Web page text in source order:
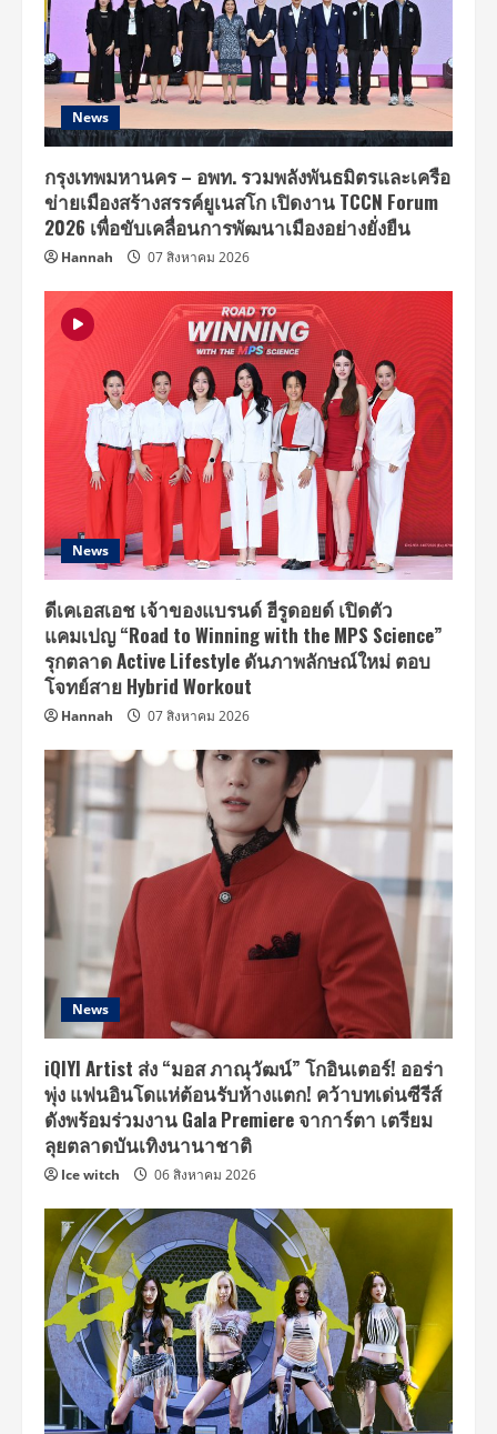
News
กรุงเทพมหานคร – อพท. รวมพลังพันธมิตรและเครือ
ข่ายเมืองสร้างสรรค์ยูเนสโก เปิดงาน TCCN Forum
2026 เพื่อขับเคลื่อนการพัฒนาเมืองอย่างยั่งยืน
Hannah 07 สิงหาคม 2026
News
ดีเคเอสเอช เจ้าของแบรนด์ ฮีรูดอยด์ เปิดตัว
แคมเปญ “Road to Winning with the MPS Science”
รุกตลาด Active Lifestyle ดันภาพลักษณ์ใหม่ ตอบ
โจทย์สาย Hybrid Workout
Hannah 07 สิงหาคม 2026
News
iQIYI Artist ส่ง “มอส ภาณุวัฒน์” โกอินเตอร์! ออร่า
พุ่ง แฟนอินโดแห่ต้อนรับห้างแตก! คว้าบทเด่นซีรีส์
ดังพร้อมร่วมงาน Gala Premiere จาการ์ตา เตรียม
ลุยตลาดบันเทิงนานาชาติ
Ice witch 06 สิงหาคม 2026